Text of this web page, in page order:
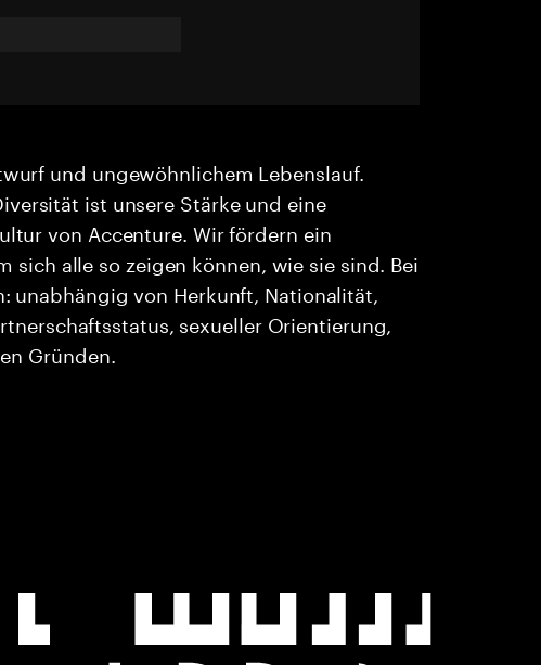
und ungewöhnlichem Lebenslauf.
ist unsere Stärke und eine
von Accenture. Wir fördern ein
alle so zeigen können, wie sie sind. Bei
unabhängig von Herkunft, Nationalität,
sexueller Orientierung,
Gründen.